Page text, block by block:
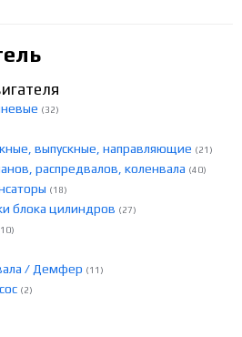
(32)
выпускные, направляющие (21)
распредвалов, коленвала (40)
(18)
блока цилиндров (27)
/ Демфер (11)
(2)